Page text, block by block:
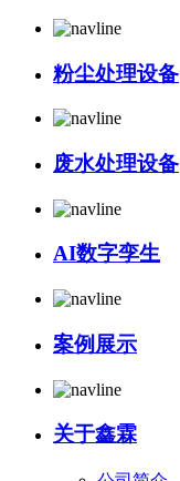
粉尘处理设备
废水处理设备
AI数字孪生
案例展示
关于鑫霖